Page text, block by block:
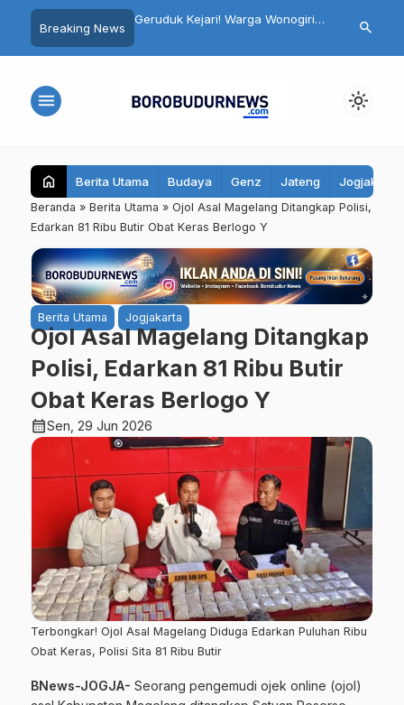
Breaking News
Kejari! Warga Wonogiri
Tagih Kepastian Kasus
Korupsi Kades
Pemkot Magelang Libatkan
Peringatan HUT ke-81 RI
dan
search
menu light_mode
home Berita Utama Budaya Genz Jateng Jogjakarta
Beranda » Berita Utama » Ojol Asal Magelang Ditangkap Polisi,
Edarkan 81 Ribu Butir Obat Keras Berlogo Y
Berita Utama Jogjakarta
Ojol Asal Magelang Ditangkap
Polisi, Edarkan 81 Ribu Butir
Obat Keras Berlogo Y
calendar_monthSen, 29 Jun 2026
Terbongkar! Ojol Asal Magelang Diduga Edarkan Puluhan Ribu
Obat Keras, Polisi Sita 81 Ribu Butir
BNews-JOGJA- Seorang pengemudi ojek online (ojol)